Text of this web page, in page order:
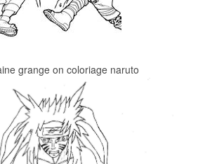
grange on coloriage naruto